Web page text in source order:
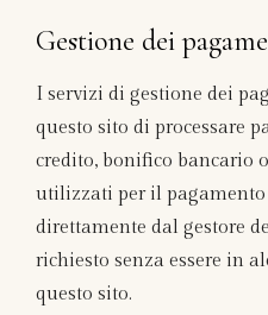
Gestione dei
I servizi di gestione dei
questo sito di processare
credito, bonifico bancario
utilizzati per il
direttamente dal gestore
richiesto senza essere in
questo sito.